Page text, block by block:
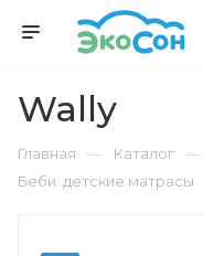
Wally
Главная — Каталог —
Беби: детские матрасы